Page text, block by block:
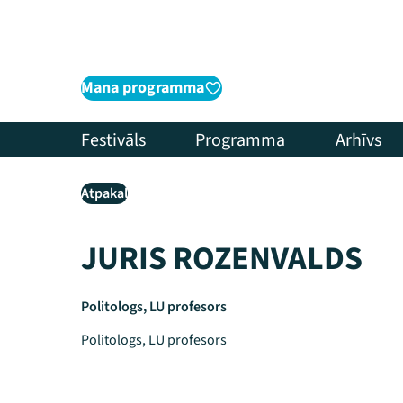
Mana programma
Festivāls Programma Arhīvs
Atpakaļ
JURIS ROZENVALDS
Politologs, LU profesors
Politologs, LU profesors